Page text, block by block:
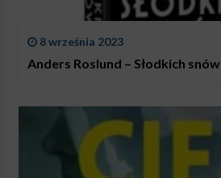
8 września 2023
Anders Roslund – Słodkich snów